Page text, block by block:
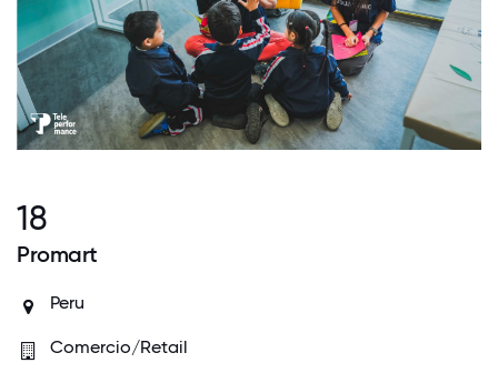
18
Promart
Peru
Comercio/Retail